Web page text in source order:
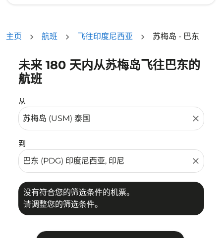
主页 航班 飞往印度尼西亚 苏梅岛 - 巴东
未来 180 天内从苏梅岛飞往巴东的
航班
从
close
到
close
没有符合您的筛选条件的机票。
请调整您的筛选条件。
没有符合您的筛选条件的机票。请调整您的筛选条件。